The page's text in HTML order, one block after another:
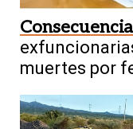
muertes por